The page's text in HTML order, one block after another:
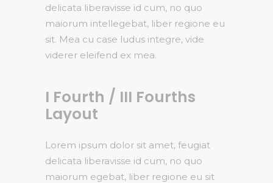
delicata liberavisse id cum, no quo
maiorum intellegebat, liber regione eu
sit. Mea cu case ludus integre, vide
viderer eleifend ex mea.
I Fourth / III Fourths
Layout
Lorem ipsum dolor sit amet, feugiat
delicata liberavisse id cum, no quo
maiorum egebat, liber regione eu sit